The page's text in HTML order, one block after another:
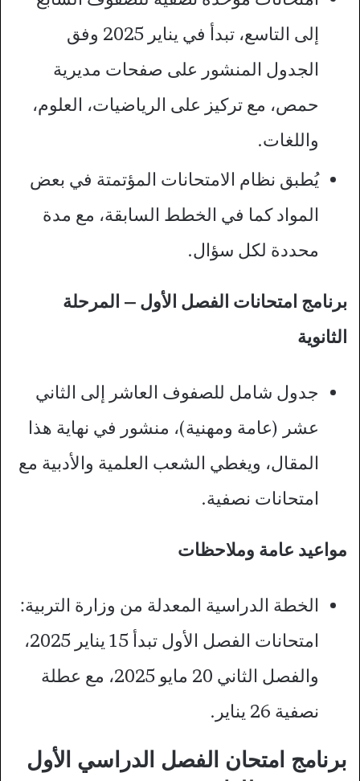
إلى التاسع، تبدأ في يناير 2025 وفق
الجدول المنشور على صفحات مديرية
حمص، مع تركيز على الرياضيات، العلوم،
واللغات.​
يُطبق نظام الامتحانات المؤتمتة في بعض
المواد كما في الخطط السابقة، مع مدة
محددة لكل سؤال.​
برنامج امتحانات الفصل الأول – المرحلة
الثانوية
جدول شامل للصفوف العاشر إلى الثاني
عشر (عامة ومهنية)، منشور في نهاية هذا
المقال، ويغطي الشعب العلمية والأدبية مع
امتحانات نصفية.​
مواعيد عامة وملاحظات
الخطة الدراسية المعدلة من وزارة التربية:
امتحانات الفصل الأول تبدأ 15 يناير 2025،
والفصل الثاني 20 مايو 2025، مع عطلة
نصفية 26 يناير.
برنامج امتحان الفصل الدراسي الأول